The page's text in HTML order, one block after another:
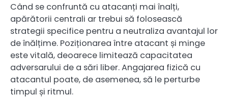
Când se confruntă cu atacanți mai înalți,
apărătorii centrali ar trebui să folosească
strategii specifice pentru a neutraliza avantajul lor
de înălțime. Poziționarea între atacant și minge
este vitală, deoarece limitează capacitatea
adversarului de a sări liber. Angajarea fizică cu
atacantul poate, de asemenea, să le perturbe
timpul și ritmul.